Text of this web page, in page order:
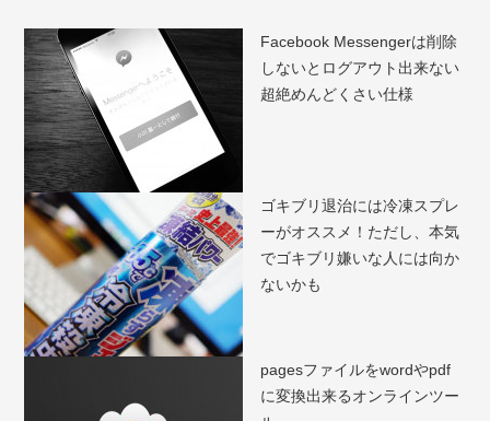
Facebook Messengerは削除
しないとログアウト出来ない
超絶めんどくさい仕様
ゴキブリ退治には冷凍スプレ
ーがオススメ！ただし、本気
でゴキブリ嫌いな人には向か
ないかも
pagesファイルをwordやpdf
に変換出来るオンラインツー